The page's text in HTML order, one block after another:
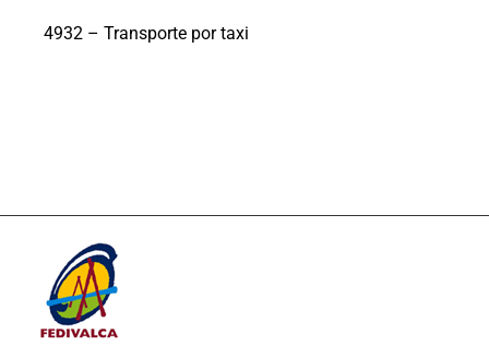
4932 – Transporte por taxi